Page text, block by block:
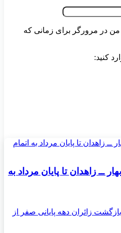
من در مرورگر برای زمانی که
کنید:
ــ زاهدان تا پایان مرداد به